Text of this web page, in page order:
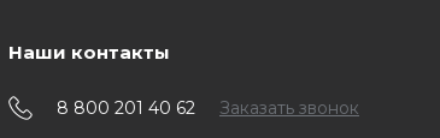
Наши контакты
8 800 201 40 62
Заказать звонок